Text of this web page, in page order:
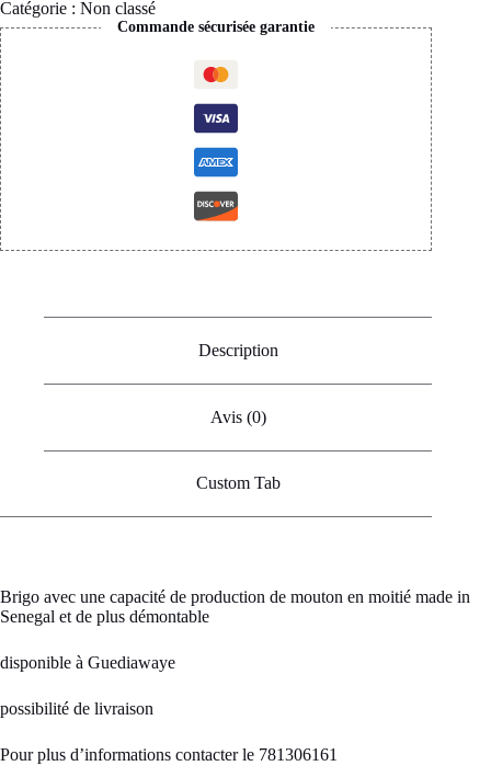
Catégorie : Non classé
Commande sécurisée garantie
Description
Avis (0)
Custom Tab
Brigo avec une capacité de production de mouton en moitié made in
Senegal et de plus démontable
disponible à Guediawaye
possibilité de livraison
Pour plus d’informations contacter le 781306161